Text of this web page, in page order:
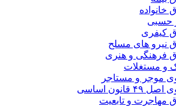
خانواده
حسبی
کیفری
نیرو های مسلح
فرهنگی و هنری
و مستغلات
موجر و مستاجر
۴۹ قانون اساسی
مهاجرت و تابعیت